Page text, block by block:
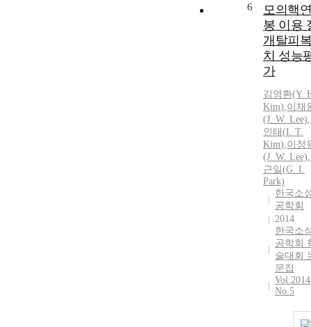
6
모의핵
봉 이용
개탈피
치 성능
가
김영환(Y.
Kim),이재
(J. W. Lee),
인태 (I. T.
Kim),이정
(J. W. Lee),
근일(G. I.
Park)
한국소
공학회
2014
한국소
공학회
술대회
문집
Vol.2014
No.5